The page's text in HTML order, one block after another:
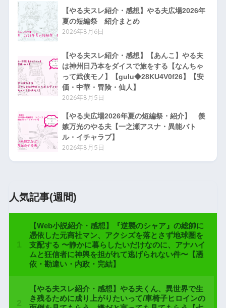
【やる夫スレ紹介・感想】やる夫広場2026年
夏の短編祭 紹介まとめ
2026年8月6日
【やる夫スレ紹介・感想】【あんこ】やる夫
は神州日乃本をダイスで旅をする【なんちゃ
って武侠モノ】【gulu◆28KU4V0f26】【安
価・中華・冒険・仙人】
2026年8月5日
【やる夫広場2026年夏の短編祭・紹介】 羨
嫉万光のやる夫【一之瀬アスナ・異能バト
ル・イチャラブ】
2026年8月5日
人気記事(週間)